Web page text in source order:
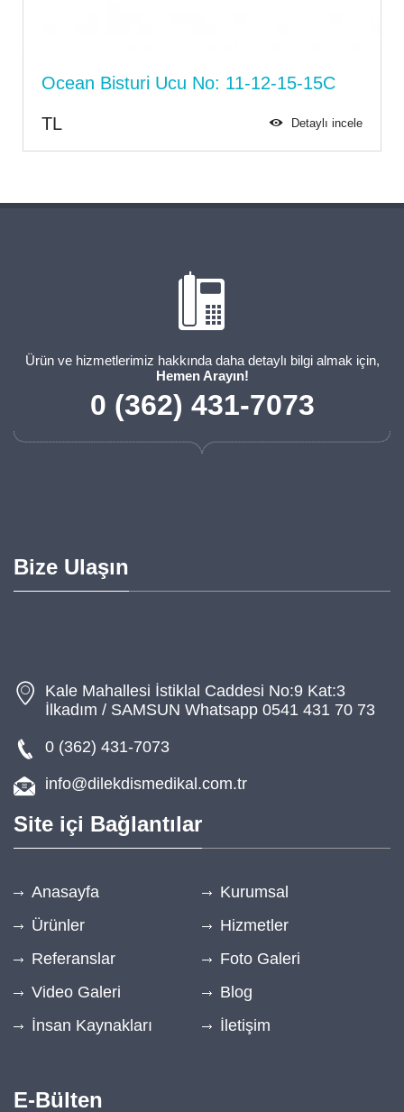
Ocean Bisturi Ucu No: 11-12-15-15C
TL Detaylı incele
Ürün ve hizmetlerimiz hakkında daha detaylı bilgi almak için,
Hemen Arayın!
0 (362) 431-7073
Bize Ulaşın
Kale Mahallesi İstiklal Caddesi No:9 Kat:3
İlkadım / SAMSUN Whatsapp 0541 431 70 73
0 (362) 431-7073
info@dilekdismedikal.com.tr
Site içi Bağlantılar
Anasayfa
Kurumsal
Ürünler
Hizmetler
Referanslar
Foto Galeri
Video Galeri
Blog
İnsan Kaynakları
İletişim
E-Bülten